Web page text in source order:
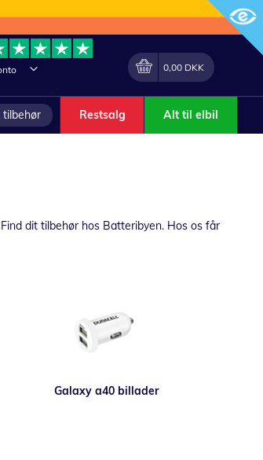
Lave
Min indkøbskurv
0,00 DKK
tilbehør Restsalg Alt til elbil
dit tilbehør hos Batteribyen. Hos os får
Galaxy a40 billader